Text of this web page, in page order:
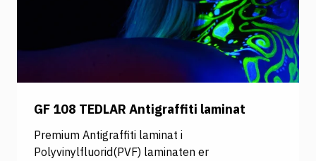
GF 108 TEDLAR Antigraffiti laminat
Premium Antigraffiti laminat i
Polyvinylfluorid(PVF) laminaten er